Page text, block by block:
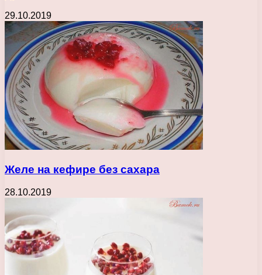
29.10.2019
Желе на кефире без сахара
28.10.2019